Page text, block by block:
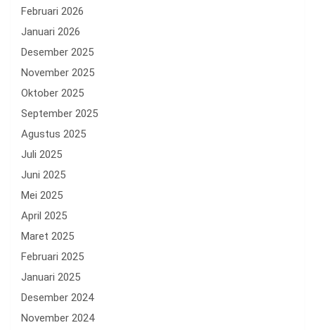
Februari 2026
Januari 2026
Desember 2025
November 2025
Oktober 2025
September 2025
Agustus 2025
Juli 2025
Juni 2025
Mei 2025
April 2025
Maret 2025
Februari 2025
Januari 2025
Desember 2024
November 2024